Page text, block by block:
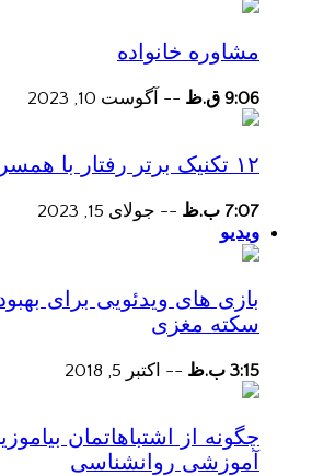
مشاوره خانواده
9:06 ق.ظ -- آگوست 10, 2023
۱۲ تکنیک برتر رفتار با همسر فحاش می کند
7:07 ب.ظ -- جولای 15, 2023
ویدیو
بازی های ویدئویی برای
سکته مغزی
3:15 ب.ظ -- اکتبر 5, 2018
چگونه از اشتباهاتمان
آموزشی روانشناسی